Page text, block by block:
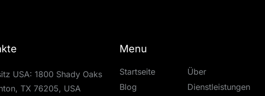
USA: 1800 Shady Oaks
TX 76205, USA
Menu
Startseite
Über
Blog
Dienstleistungen